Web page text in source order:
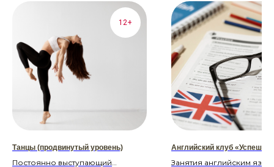
12+
Танцы (продвинутый уровень)
Постоянно выступающий
Английский клуб
Занятия английским